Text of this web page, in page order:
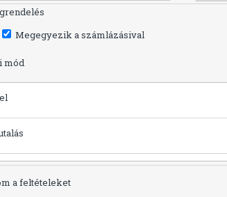
Megegyezik a számlázásival
mód
a feltételeket